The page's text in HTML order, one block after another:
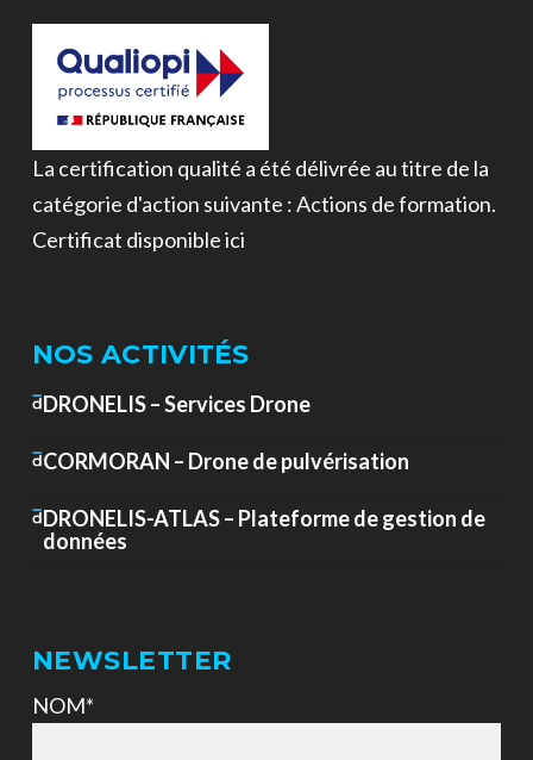
La certification qualité a été délivrée au titre de la
catégorie d'action suivante : Actions de formation.
Certificat disponible ici
NOS ACTIVITÉS
DRONELIS – Services Drone
CORMORAN – Drone de pulvérisation
DRONELIS-ATLAS – Plateforme de gestion de
données
NEWSLETTER
NOM*